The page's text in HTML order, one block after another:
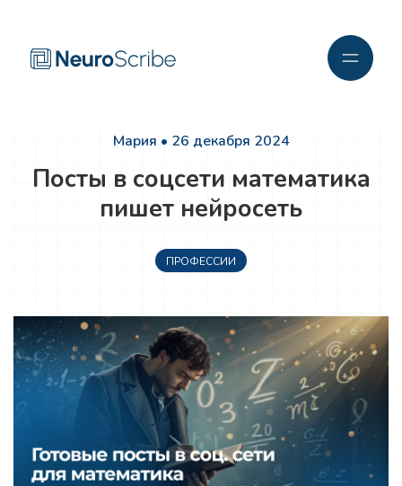
Мария • 26 декабря 2024
Посты в соцсети математика
пишет нейросеть
ПРОФЕССИИ